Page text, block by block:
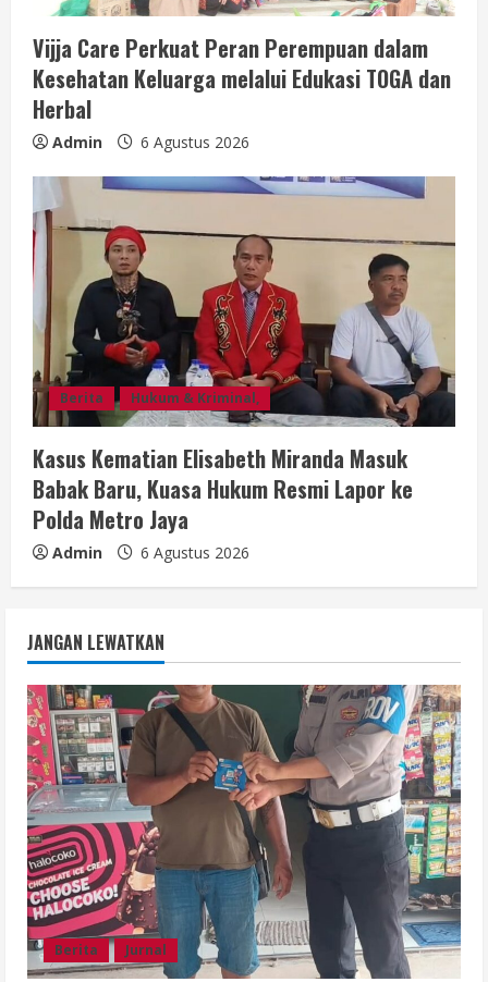
Vijja Care Perkuat Peran Perempuan dalam
Kesehatan Keluarga melalui Edukasi TOGA dan
Herbal
Admin 6 Agustus 2026
Berita Hukum & Kriminal,
Kasus Kematian Elisabeth Miranda Masuk
Babak Baru, Kuasa Hukum Resmi Lapor ke
Polda Metro Jaya
Admin 6 Agustus 2026
JANGAN LEWATKAN
Berita Jurnal